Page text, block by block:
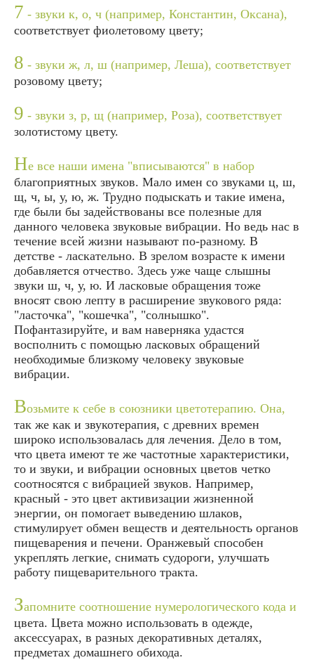
7 - звуки к, о, ч (например, Константин, Оксана),
соответствует фиолетовому цвету;
8 - звуки ж, л, ш (например, Леша), соответствует
розовому цвету;
9 - звуки з, р, щ (например, Роза), соответствует
золотистому цвету.
Не все наши имена "вписываются" в набор
благоприятных звуков. Мало имен со звуками ц, ш,
щ, ч, ы, у, ю, ж. Трудно подыскать и такие имена,
где были бы задействованы все полезные для
данного человека звуковые вибрации. Но ведь нас в
течение всей жизни называют по-разному. В
детстве - ласкательно. В зрелом возрасте к имени
добавляется отчество. Здесь уже чаще слышны
звуки ш, ч, у, ю. И ласковые обращения тоже
вносят свою лепту в расширение звукового ряда:
"ласточка", "кошечка", "солнышко".
Пофантазируйте, и вам наверняка удастся
восполнить с помощью ласковых обращений
необходимые близкому человеку звуковые
вибрации.
Возьмите к себе в союзники цветотерапию. Она,
так же как и звукотерапия, с древних времен
широко использовалась для лечения. Дело в том,
что цвета имеют те же частотные характеристики,
то и звуки, и вибрации основных цветов четко
соотносятся с вибрацией звуков. Например,
красный - это цвет активизации жизненной
энергии, он помогает выведению шлаков,
стимулирует обмен веществ и деятельность органов
пищеварения и печени. Оранжевый способен
укреплять легкие, снимать судороги, улучшать
работу пищеварительного тракта.
Запомните соотношение нумерологического кода и
цвета. Цвета можно использовать в одежде,
аксессуарах, в разных декоративных деталях,
предметах домашнего обихода.